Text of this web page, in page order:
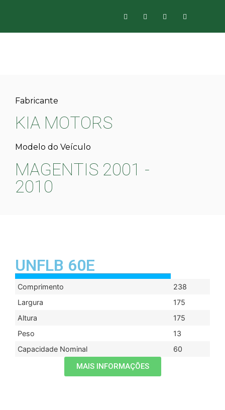
Fabricante
KIA MOTORS
Modelo do Veículo
MAGENTIS 2001 -
2010
UNFLB 60E
Comprimento
238
Largura
175
Altura
175
Peso
13
Capacidade Nominal
60
MAIS INFORMAÇÕES